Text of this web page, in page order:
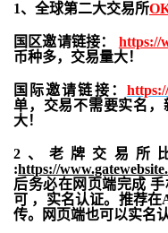
1、全球第二大交易所
国区邀请链接： https://
币种多，交易量大！
国际邀请链接：
单，交易不需要实名，
大！
2、老牌交易所
:https://
后务必在网页端完成
可 ，实名认证。推荐在
传。网页端也可以实名认